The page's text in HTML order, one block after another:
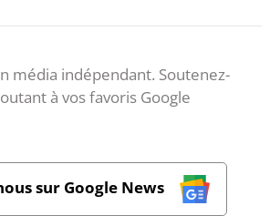
média indépendant. Soutenez-
à vos favoris Google
sur Google News